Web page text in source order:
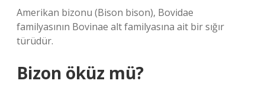
Amerikan bizonu (Bison bison), Bovidae
familyasının Bovinae alt familyasına ait bir sığır
türüdür.
Bizon öküz mü?